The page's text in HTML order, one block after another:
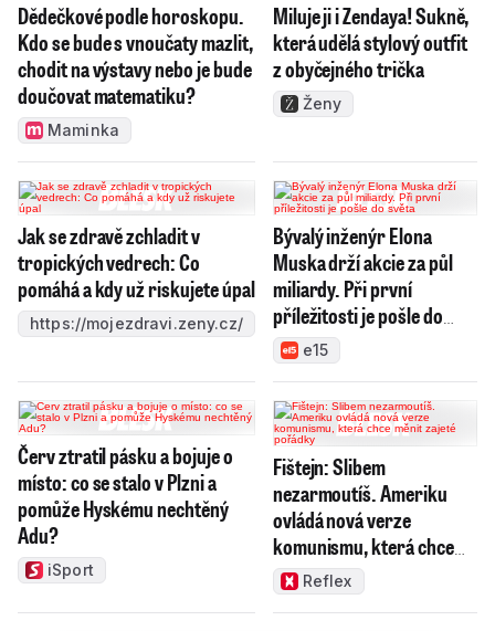
Dědečkové podle horoskopu.
Kdo se bude s vnoučaty mazlit,
chodit na výstavy nebo je bude
doučovat matematiku?
Maminka
Miluje ji i Zendaya! Sukně,
která udělá stylový outfit
z obyčejného trička
Ženy
Jak se zdravě zchladit v
tropických vedrech: Co
pomáhá a kdy už riskujete úpal
https://mojezdravi.zeny.cz/
Bývalý inženýr Elona
Muska drží akcie za půl
miliardy. Při první
příležitosti je pošle do
světae15
Červ ztratil pásku a bojuje o
místo: co se stalo v Plzni a
pomůže Hyskému nechtěný
Adu?
iSport
Fištejn: Slibem
nezarmoutíš. Ameriku
ovládá nová verze
komunismu, která chce
měnit zajeté pořádky
Reflex